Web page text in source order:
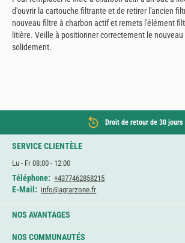
d'ouvrir la cartouche filtrante et de retirer l'ancien
nouveau filtre à charbon actif et remets l'élément
litière. Veille à positionner correctement le
solidement.
Droit de retour de 30 jours
SERVICE CLIENTÈLE
Lu - Fr 08:00 - 12:00
Téléphone: +4377462858215
E-Mail: info@agrarzone.fr
NOS AVANTAGES
NOS COMMUNAUTÉS